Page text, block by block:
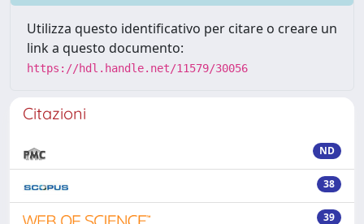
Utilizza questo identificativo per citare o creare un
link a questo documento:
https://hdl.handle.net/11579/30056
Citazioni
ND
38
39